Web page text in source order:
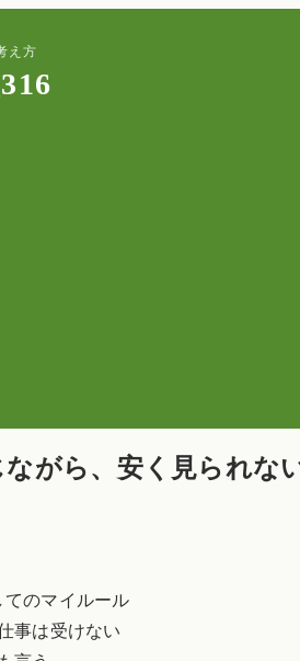
え方
がら、安く見られな
のマイルール
事は受けない